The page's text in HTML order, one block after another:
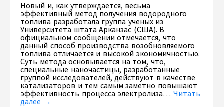
Новый и, как утверждается, весьма
эффективный метод получения водородного
топлива разработала группа ученых из
Университета штата Арканзас (США). В
официальном сообщении отмечается, что
данный способ производства возобновляемого
топлива отличается и высокой экономичностью.
Суть метода основывается на том, что,
специальные наночастицы, разработанные
группой исследователей, действуют в качестве
катализаторов и тем самым заметно повышают
эффективность процесса электролиза… Читать
далее →